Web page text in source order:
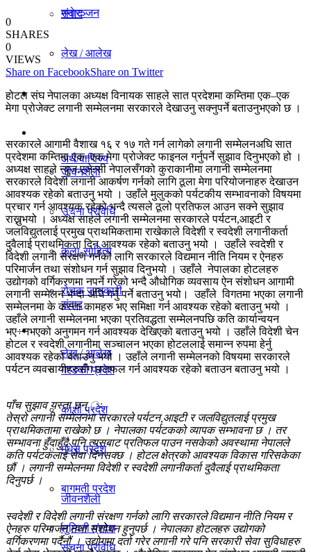
संवाद
लेख / आलेख
खेलकुद समाचार
जीवनशैली
सूचना प्रविधि
कला-साहित्य
रोचक जानकारी
प्रदेश
गण्डकी प्रदेश
काेशी प्रदेश
मधेस प्रदेश
बागमती प्रदेश
लुम्विनी प्रदेश
मनाेरञ्जन
राजनीति
अर्थ/वाणिज्य
अर्थ/वाणिज्य
धर्म/संस्कृति
विचार
संवाद
लेख / आलेख
खेलकुद समाचार
विविध
जीवनशैली
सूचना प्रविधि
0
SHARES
0
VIEWS
Share on FacebookShare on Twitter
होटल संघ नेपालका अध्यक्ष विनायक साहले सात प्रदेशमा कम्तिमा एक–एक
मेगा प्रोजेक्ट लगानी सम्मेलनमा सरकारले देखाउनु सक्नुपर्ने बताउनुभएको छ ।
सरकारले आगामी वैशाख १६ र १७ गते गर्न लागेको लगानी सम्मेलनअघि सात
प्रदेशमा कम्तिमा एक–एक मेगा प्रोजेक्ट फाइनल गर्नुपर्ने सुझाव दिनुभएको हो ।
अध्यक्ष साहले न्युज एजेन्सी नेपालसँगको कुराकानीमा लगानी सम्मेलनमा
सरकारले विदेशी लगानी आकर्षण गर्नको लागि ठूला मेगा परियोजनाहरु देखाउन
आवश्यक रहेको बताउनु भयो । उहाँले मुलुकको पर्यटकीय सम्भावनाको विषयमा
प्रचार गर्न आवश्यक रहेको भन्दै त्यसले ठूलो प्रतिफल आउन सक्ने सुझाव
राख्नुभयो । अध्यक्ष साहले लगानी सम्मेलनमा सरकारले पर्यटन,आइटी र
जलविद्युतलाई प्रमुख प्राथमिकतामा राखेकाले विदेशी र स्वदेशी लगानीकर्ता
दुवैलाई प्राथमिकता दिन आवश्यक रहेको बताउनु भयो । उहाँले स्वदेशी र
विदेशी लगानी संरक्षण गर्नको लागि सरकारले विद्यमान नीति नियम र ऐनहरु
परिमार्जन तथा संशोधन गर्न सुझाव दिनुभयो । उहाँले नेपालका होटलहरु
उद्योगको वर्गिकरणमा नपर्ने गरेको भन्दै औधोगिक व्यवसाय ऐन संशोधन आगामी
लगानी सम्मेलन भन्दा अघि गर्नु पर्ने बताउनु भयो। उहाँले विगतमा भएका लगानी
सम्मेलनमा के कस्ता कामहरु भए समिक्षा गर्न आवश्यक रहेको बताउनु भयो ।
उहाँले लगानी सम्मेलनमा भएका प्रतिवद्धता सम्मेलनपछि कति कार्यान्वयन
भए÷नभएको अनुगमन गर्न आवश्यक देखिएको बताउनु भयो । उहाँले विदेशी चेन
होटल र स्वदेशी लगानीमा सञ्चालन भएका होटललाई समान्न रुपमा हेर्नु
आवश्यक रहेको बताउनु भयो । उहाँले लगानी सम्मेलनको विषयमा सरकारले
पर्यटन व्यवसायीहरुसँग छलफल गर्न आवश्यक रहेको बताउन बताउनु भयो ।
पाँच सुझाव यस्ता छन् ः
तेस्रो लगानी सम्मेलनमा सरकारले पर्यटन,आइटी र जलविद्युतलाई प्रमुख
प्राथमिकतामा राखेको छ । नेपालका पर्यटकको व्यापक सम्भावना छ । तर
सम्भावना हुँदाहुँदै पनि त्यसबाट प्रतिफल पाउन नसकेको अवस्थामा नेपालले
कति पर्यटकलाई सेवा दिनसक्छ । होटल क्षेत्रको आवश्यक विकास गरिसकेका
छौं । लगानी सम्मेलनमा विदेशी र स्वदेशी लगानीकर्ता दुवैलाई प्राथमिकता
दिनुपर्छ ।
स्वदेशी र विदेशी लगानी संरक्षण गर्नको लागि सरकारले विद्यमान नीति नियम र
ऐनहरु परिमार्जन तथा संशोधन हुनुपर्छ । नेपालका होटलहरु उद्योगको
वर्गिकरणमा पर्दैनौं । उद्योगमा दर्ता गरेर लगानी गरे पनि सरकारी सेवा सुविधाहरु